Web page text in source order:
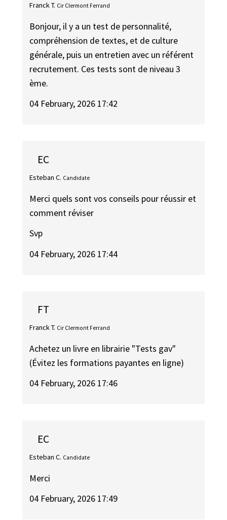
Franck T. Cir Clermont Ferrand
Bonjour, il y a un test de personnalité,
compréhension de textes, et de culture
générale, puis un entretien avec un référent
recrutement. Ces tests sont de niveau 3
ème.
04 February, 2026 17:42
EC
Esteban C. Candidate
Merci quels sont vos conseils pour réussir et
comment réviser
Svp
04 February, 2026 17:44
FT
Franck T. Cir Clermont Ferrand
Achetez un livre en librairie "Tests gav"
(Évitez les formations payantes en ligne)
04 February, 2026 17:46
EC
Esteban C. Candidate
Merci
04 February, 2026 17:49